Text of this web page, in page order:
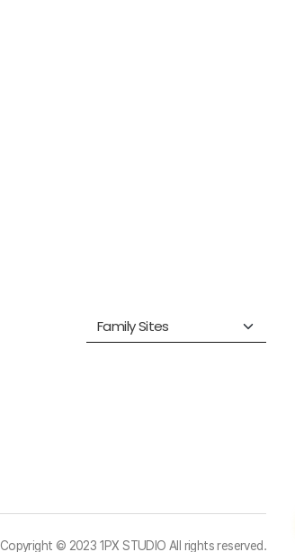
Copyright © 2023 1PX STUDIO All rights reserved.